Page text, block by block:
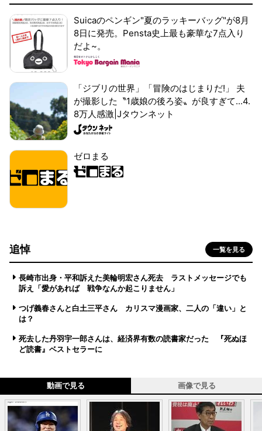
Suicaのペンギン"夏のラッキーバッグ"が8月
8日に発売。Pensta史上最も豪華な7点入り
だよ~。
「ジブリの世界」「冒険のはじまりだ!」 夫
が撮影した〝1歳娘の後ろ姿〟が良すぎて...4.
8万人感激|Jタウンネット
ゼロまる
追悼 一覧を見る
長崎市出身・平和訴えた美輪明宏さん死去 ラストメッセージでも
訴え「愛があれば 戦争なんか起こりません」
つげ義春さんと白土三平さん カリスマ漫画家、二人の「違い」と
は？
死去した丹羽宇一郎さんは、経済界有数の読書家だった 『死ぬほ
ど読書』ベストセラーに
動画で見る 画像で見る